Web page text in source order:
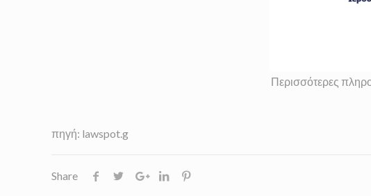
Περισσότερες
πηγή: lawspot.g
Share